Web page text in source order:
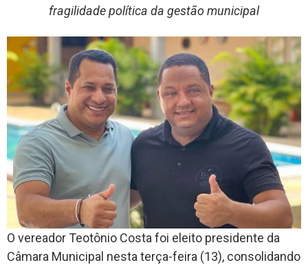
fragilidade política da gestão municipal
O vereador Teotônio Costa foi eleito presidente da
Câmara Municipal nesta terça-feira (13), consolidando